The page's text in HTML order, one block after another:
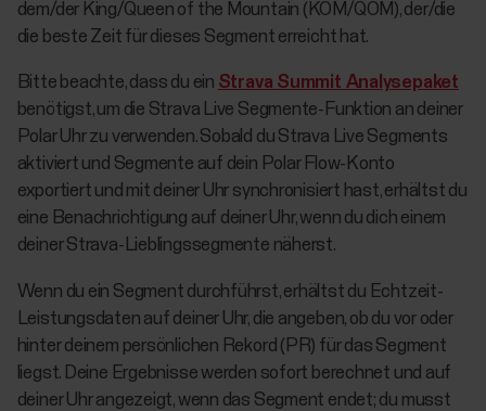
dem/der King/Queen of the Mountain (KOM/QOM), der/die
die beste Zeit für dieses Segment erreicht hat.
Bitte beachte, dass du ein Strava Summit Analysepaket
benötigst, um die Strava Live Segmente-Funktion an deiner
Polar Uhr zu verwenden. Sobald du Strava Live Segments
aktiviert und Segmente auf dein Polar Flow-Konto
exportiert und mit deiner Uhr synchronisiert hast, erhältst du
eine Benachrichtigung auf deiner Uhr, wenn du dich einem
deiner Strava-Lieblingssegmente näherst.
Wenn du ein Segment durchführst, erhältst du Echtzeit-
Leistungsdaten auf deiner Uhr, die angeben, ob du vor oder
hinter deinem persönlichen Rekord (PR) für das Segment
liegst. Deine Ergebnisse werden sofort berechnet und auf
deiner Uhr angezeigt, wenn das Segment endet; du musst